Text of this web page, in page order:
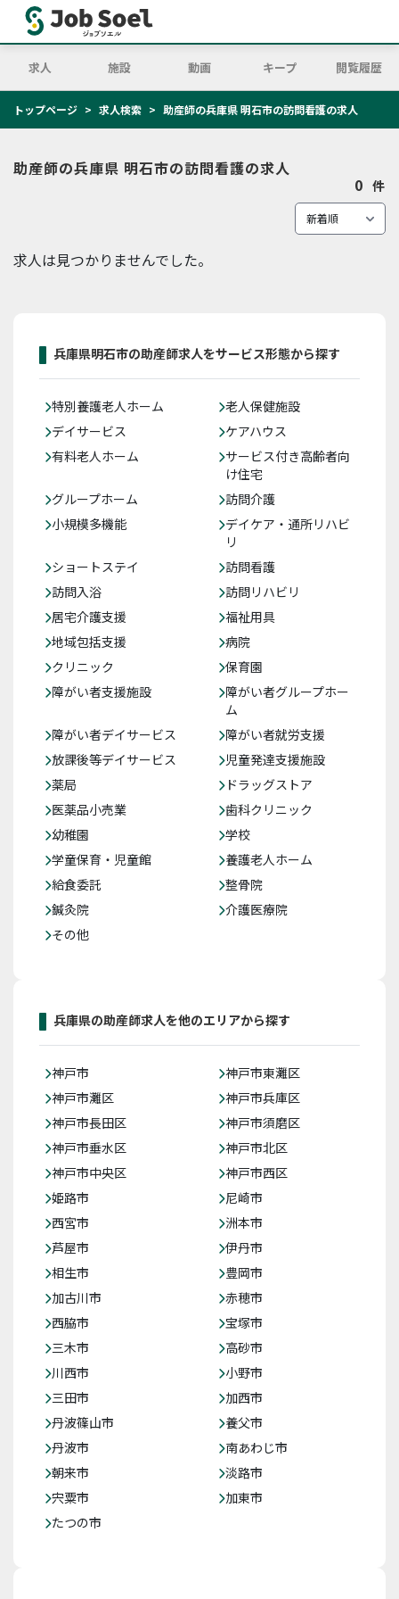
求人 施設 動画 キープ 閲覧履歴
トップページ 求人検索 助産師の兵庫県 明石市の訪問看護の求人
助産師の兵庫県 明石市の訪問看護の求人
0 件
求人は見つかりませんでした。
兵庫県明石市の助産師求人をサービス形態から探す
特別養護老人ホーム
老人保健施設
デイサービス
ケアハウス
有料老人ホーム
サービス付き高齢者向
け住宅
グループホーム
訪問介護
小規模多機能
デイケア・通所リハビ
リ
ショートステイ
訪問看護
訪問入浴
訪問リハビリ
居宅介護支援
福祉用具
地域包括支援
病院
クリニック
保育園
障がい者支援施設
障がい者グループホー
ム
障がい者デイサービス
障がい者就労支援
放課後等デイサービス
児童発達支援施設
薬局
ドラッグストア
医薬品小売業
歯科クリニック
幼稚園
学校
学童保育・児童館
養護老人ホーム
給食委託
整骨院
鍼灸院
介護医療院
その他
兵庫県の助産師求人を他のエリアから探す
神戸市
神戸市東灘区
神戸市灘区
神戸市兵庫区
神戸市長田区
神戸市須磨区
神戸市垂水区
神戸市北区
神戸市中央区
神戸市西区
姫路市
尼崎市
西宮市
洲本市
芦屋市
伊丹市
相生市
豊岡市
加古川市
赤穂市
西脇市
宝塚市
三木市
高砂市
川西市
小野市
三田市
加西市
丹波篠山市
養父市
丹波市
南あわじ市
朝来市
淡路市
宍粟市
加東市
たつの市